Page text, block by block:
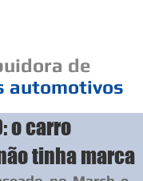
de
automotivos
bons
o carro
tinha marca